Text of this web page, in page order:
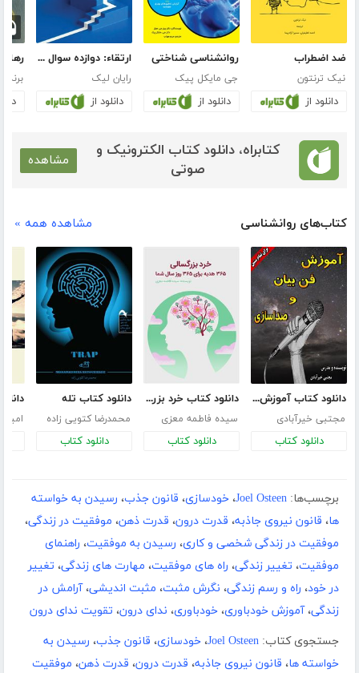
ضد اضطراب
نیک ترنتون
دانلود از
روانشناسی شناختی
جی مایکل پیک
دانلود از
ارتقاء: دوازده سوال برای ارتقای فردی و شغلی شما
رایان لیک
دانلود از
برنه
کتابراه، دانلود کتاب الکترونیک و
صوتی
مشاهده
کتاب‌های روانشناسی مشاهده همه »
دانلود کتاب آموزش فن بیان و صداسازی
مجتبی خیرآبادی
دانلود کتاب
دانلود کتاب خرد بزرگسالی:365 هدیه برای 365 روز سال شما
سیده فاطمه معزی
دانلود کتاب
دانلود کتاب تله
محمدرضا کتویی زاده
دانلود کتاب
برچسب‌ها: Joel Osteen، خودسازی، قانون جذب، رسیدن به خواسته
ها، قانون نیروی جاذبه، قدرت درون، قدرت ذهن، موفقیت در زندگی،
موفقیت در زندگی شخصی و کاری، رسیدن به موفقیت، راهنمای
موفقیت، تغییر زندگی، راه های موفقیت، مهارت های زندگی، تغییر
در خود، راه و رسم زندگی، نگرش مثبت، مثبت اندیشی،آرامش در
زندگی،آموزش خودباوری، خودباوری، ندای درون، تقویت ندای درون
جستجوی کتاب: Joel Osteen، خودسازی، قانون جذب، رسیدن به
خواسته ها، قانون نیروی جاذبه، قدرت درون، قدرت ذهن، موفقیت